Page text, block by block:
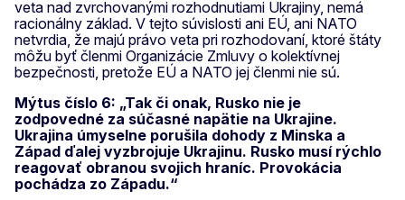
veta nad zvrchovanými rozhodnutiami Ukrajiny, nemá
racionálny základ. V tejto súvislosti ani EÚ, ani NATO
netvrdia, že majú právo veta pri rozhodovaní, ktoré štáty
môžu byť členmi Organizácie Zmluvy o kolektívnej
bezpečnosti, pretože EÚ a NATO jej členmi nie sú.
Mýtus číslo 6: „Tak či onak, Rusko nie je
zodpovedné za súčasné napätie na Ukrajine.
Ukrajina úmyselne porušila dohody z Minska a
Západ ďalej vyzbrojuje Ukrajinu. Rusko musí rýchlo
reagovať obranou svojich hraníc. Provokácia
pochádza zo Západu.“